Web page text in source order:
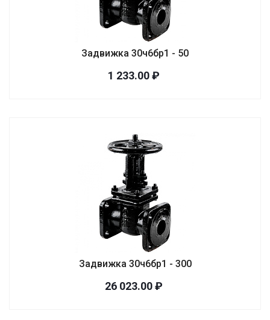
Задвижка 30ч6бр1 - 50
1 233.00 ₽
Задвижка 30ч6бр1 - 300
26 023.00 ₽